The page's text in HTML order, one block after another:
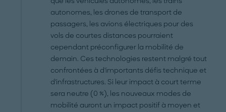
autonomes, les drones de transport de
passagers, les avions électriques pour des
vols de courtes distances pourraient
cependant préconfigurer la mobilité de
demain. Ces technologies restent malgré tout
confrontées à d'importants défis technique et
d'infrastructures. Si leur impact à court terme
sera neutre (0 %), les nouveaux modes de
mobilité auront un impact positif à moyen et